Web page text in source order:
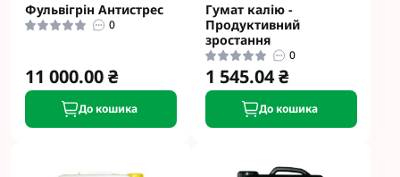
Фульвігрін Антистрес
0
11 000.00 ₴
До кошика
Гумат калію -
Продуктивний
зростання
0
1 545.04 ₴
До кошика